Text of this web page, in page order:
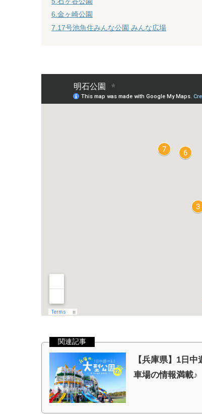
6.金ヶ崎公園
7.17号池魚住みんな公園 みんな広場